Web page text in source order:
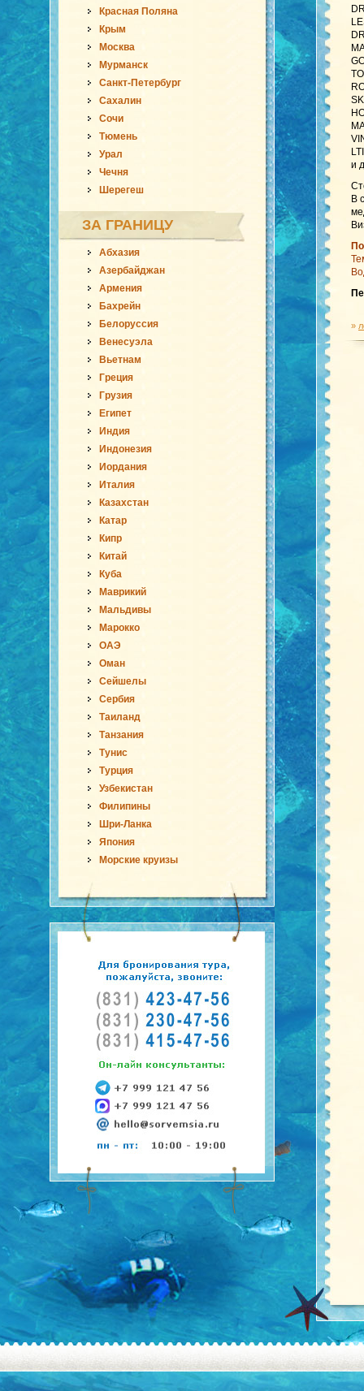
Красная Поляна
Крым
Москва
Мурманск
Санкт-Петербург
Сахалин
Сочи
Тюмень
Урал
Чечня
Шерегеш
ЗА ГРАНИЦУ
Абхазия
Азербайджан
Армения
Бахрейн
Белоруссия
Венесуэла
Вьетнам
Греция
Грузия
Египет
Индия
Индонезия
Иордания
Италия
Казахстан
Катар
Кипр
Китай
Куба
Маврикий
Мальдивы
Марокко
ОАЭ
Оман
Сейшелы
Сербия
Таиланд
Танзания
Тунис
Турция
Узбекистан
Филипины
Шри-Ланка
Япония
Морские круизы
и
В
»